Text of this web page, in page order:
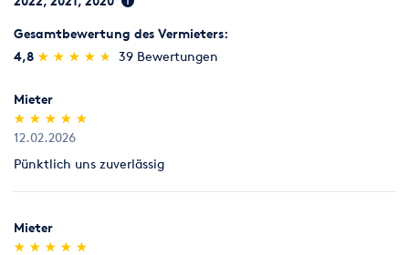
ungeöffnet (kein Anbruch).
Legitimation
Als Neukunde bitten wir Sie einen gültigen amtlichen
(Personalausweis).
Sägen, Hobeln & Schleifen
Gesamtbewertung des Vermieters:
4,8 (*)
★
★
(*) ★
★
(*) ★
★
(*) ★
★
(*) ★
★ 39 Bewertungen
Mieter
(*)
★
★
(*) ★
★
(*) ★
★
(*) ★
★
(*) ★
★
12.02.2026
Pünktlich uns zuverlässig
Mieter
(*)
★
★
(*) ★
★
(*) ★
★
(*) ★
★
(*) ★
★